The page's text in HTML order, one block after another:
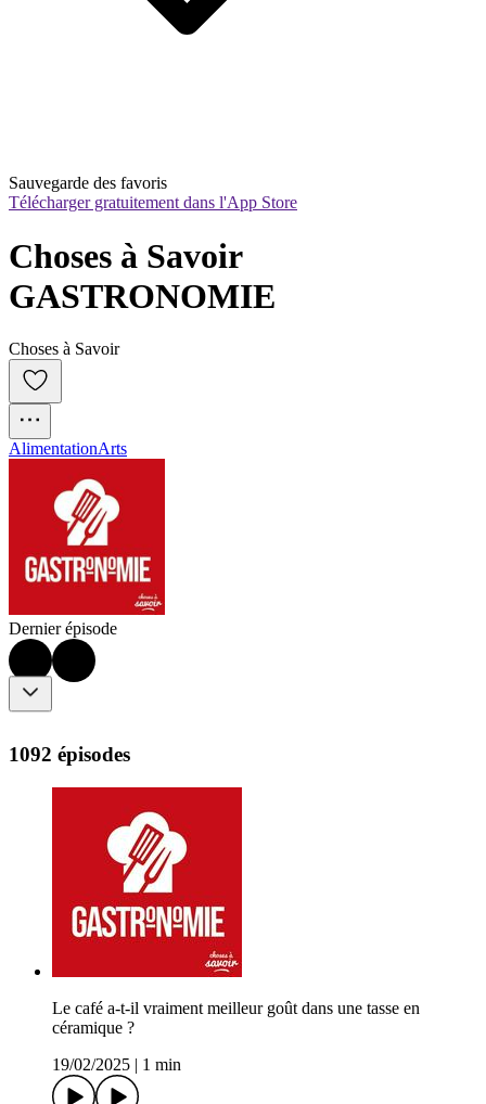
Sauvegarde des favoris
Télécharger gratuitement dans l'App Store
Choses à Savoir
GASTRONOMIE
Choses à Savoir
AlimentationArts
Dernier épisode
1092 épisodes
Le café a-t-il vraiment meilleur goût dans une tasse en
céramique ?
19/02/2025 | 1 min